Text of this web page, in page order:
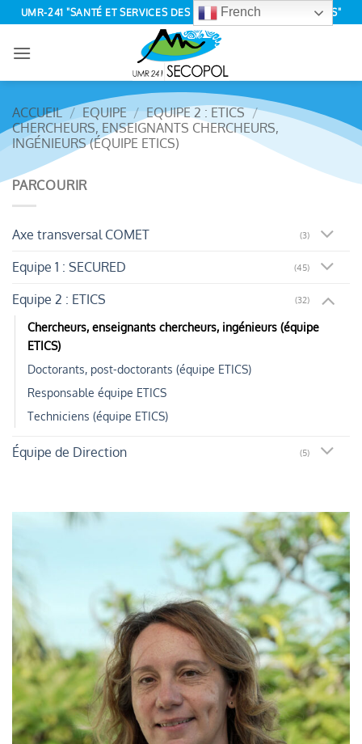
Passer
au
contenu
UMR-241 "SANTÉ ET SERVICES DES ÉCOSYSTÈMES POLYNÉSIENS"
ACCUEIL / EQUIPE / EQUIPE 2 : ETICS /
CHERCHEURS, ENSEIGNANTS CHERCHEURS,
INGÉNIEURS (ÉQUIPE ETICS)
PARCOURIR
Axe transversal COMET (3)
Equipe 1 : SECURED (45)
Equipe 2 : ETICS (32)
Chercheurs, enseignants chercheurs, ingénieurs (équipe
ETICS)
Doctorants, post-doctorants (équipe ETICS)
Responsable équipe ETICS
Techniciens (équipe ETICS)
Équipe de Direction (5)
French